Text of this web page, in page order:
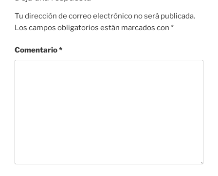
Tu dirección de correo electrónico no será publicada.
Los campos obligatorios están marcados con *
Comentario*